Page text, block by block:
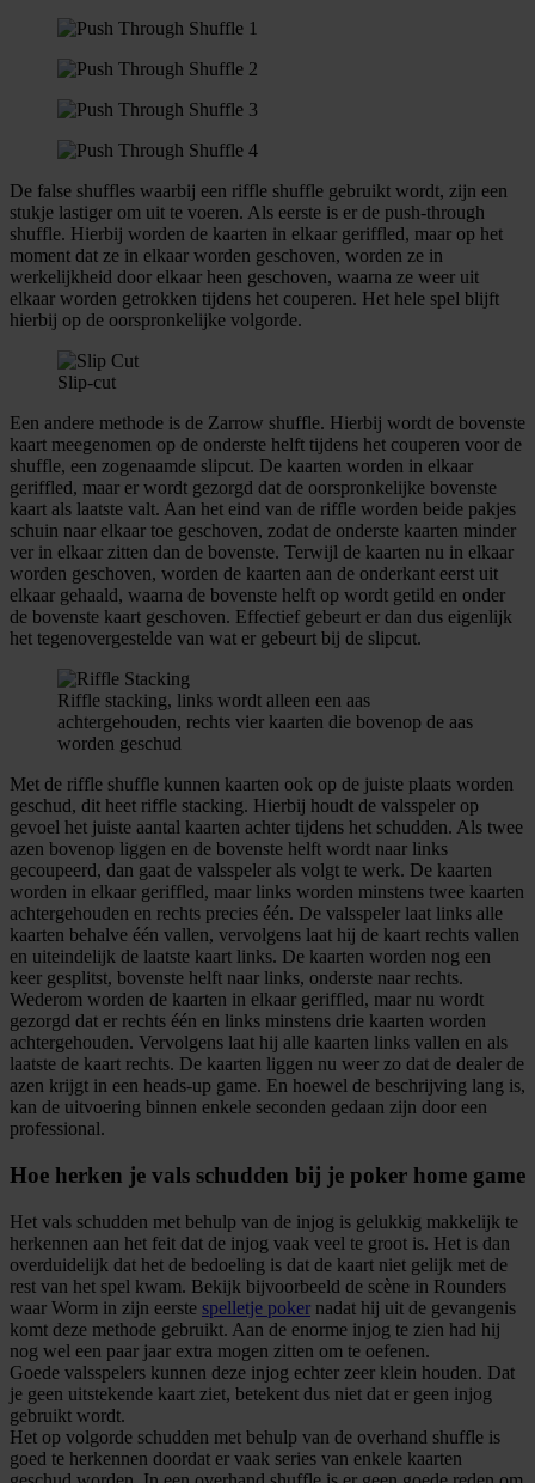
De false shuffles waarbij een riffle shuffle gebruikt wordt, zijn een
stukje lastiger om uit te voeren. Als eerste is er de push-through
shuffle. Hierbij worden de kaarten in elkaar geriffled, maar op het
moment dat ze in elkaar worden geschoven, worden ze in
werkelijkheid door elkaar heen geschoven, waarna ze weer uit
elkaar worden getrokken tijdens het couperen. Het hele spel blijft
hierbij op de oorspronkelijke volgorde.
Slip-cut
Een andere methode is de Zarrow shuffle. Hierbij wordt de bovenste
kaart meegenomen op de onderste helft tijdens het couperen voor de
shuffle, een zogenaamde slipcut. De kaarten worden in elkaar
geriffled, maar er wordt gezorgd dat de oorspronkelijke bovenste
kaart als laatste valt. Aan het eind van de riffle worden beide pakjes
schuin naar elkaar toe geschoven, zodat de onderste kaarten minder
ver in elkaar zitten dan de bovenste. Terwijl de kaarten nu in elkaar
worden geschoven, worden de kaarten aan de onderkant eerst uit
elkaar gehaald, waarna de bovenste helft op wordt getild en onder
de bovenste kaart geschoven. Effectief gebeurt er dan dus eigenlijk
het tegenovergestelde van wat er gebeurt bij de slipcut.
Riffle stacking, links wordt alleen een aas
achtergehouden, rechts vier kaarten die bovenop de aas
worden geschud
Met de riffle shuffle kunnen kaarten ook op de juiste plaats worden
geschud, dit heet riffle stacking. Hierbij houdt de valsspeler op
gevoel het juiste aantal kaarten achter tijdens het schudden. Als twee
azen bovenop liggen en de bovenste helft wordt naar links
gecoupeerd, dan gaat de valsspeler als volgt te werk. De kaarten
worden in elkaar geriffled, maar links worden minstens twee kaarten
achtergehouden en rechts precies één. De valsspeler laat links alle
kaarten behalve één vallen, vervolgens laat hij de kaart rechts vallen
en uiteindelijk de laatste kaart links. De kaarten worden nog een
keer gesplitst, bovenste helft naar links, onderste naar rechts.
Wederom worden de kaarten in elkaar geriffled, maar nu wordt
gezorgd dat er rechts één en links minstens drie kaarten worden
achtergehouden. Vervolgens laat hij alle kaarten links vallen en als
laatste de kaart rechts. De kaarten liggen nu weer zo dat de dealer de
azen krijgt in een heads-up game. En hoewel de beschrijving lang is,
kan de uitvoering binnen enkele seconden gedaan zijn door een
professional.
Hoe herken je vals schudden bij je poker home game
Het vals schudden met behulp van de injog is gelukkig makkelijk te
herkennen aan het feit dat de injog vaak veel te groot is. Het is dan
overduidelijk dat het de bedoeling is dat de kaart niet gelijk met de
rest van het spel kwam. Bekijk bijvoorbeeld de scène in Rounders
waar Worm in zijn eerste spelletje poker nadat hij uit de gevangenis
komt deze methode gebruikt. Aan de enorme injog te zien had hij
nog wel een paar jaar extra mogen zitten om te oefenen.
Goede valsspelers kunnen deze injog echter zeer klein houden. Dat
je geen uitstekende kaart ziet, betekent dus niet dat er geen injog
gebruikt wordt.
Het op volgorde schudden met behulp van de overhand shuffle is
goed te herkennen doordat er vaak series van enkele kaarten